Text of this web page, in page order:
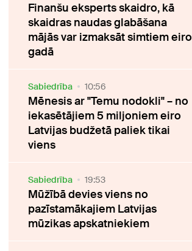
Finanšu eksperts skaidro, kā
skaidras naudas glabāšana
mājās var izmaksāt simtiem eiro
gadā
Sabiedrība 10:56
Mēnesis ar "Temu nodokli" – no
iekasētājiem 5 miljoniem eiro
Latvijas budžetā paliek tikai
viens
Sabiedrība 19:53
Mūžībā devies viens no
pazīstamākajiem Latvijas
mūzikas apskatniekiem